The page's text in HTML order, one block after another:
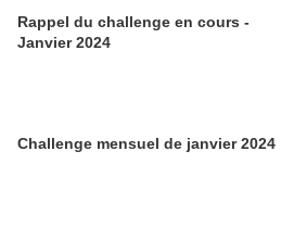
Rappel du challenge en cours -
Janvier 2024
Challenge mensuel de janvier 2024